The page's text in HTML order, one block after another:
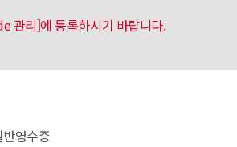
관리]에 등록하시기 바랍니다.
영수증